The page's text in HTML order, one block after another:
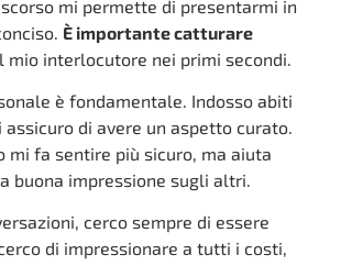
mi permette di presentarmi in
È importante catturare
mio interlocutore nei primi secondi.
è fondamentale. Indosso abiti
di avere un aspetto curato.
mi fa sentire più sicuro, ma aiuta
buona impressione sugli altri.
cerco sempre di essere
di impressionare a tutti i costi,